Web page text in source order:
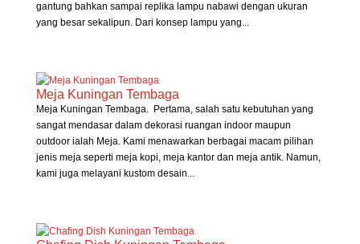
gantung bahkan sampai replika lampu nabawi dengan ukuran
yang besar sekalipun. Dari konsep lampu yang...
Meja Kuningan Tembaga
Meja Kuningan Tembaga. Pertama, salah satu kebutuhan yang
sangat mendasar dalam dekorasi ruangan indoor maupun
outdoor ialah Meja. Kami menawarkan berbagai macam pilihan
jenis meja seperti meja kopi, meja kantor dan meja antik. Namun,
kami juga melayani kustom desain...